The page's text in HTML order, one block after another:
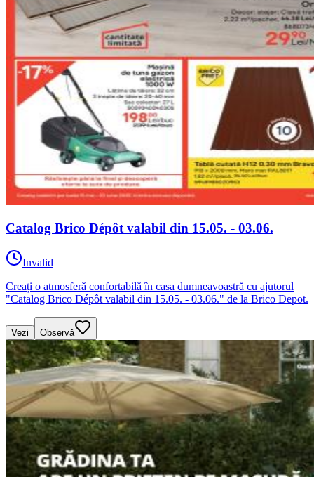
Catalog Brico Dépôt valabil din 15.05. - 03.06.
Invalid
Creați o atmosferă confortabilă în casa dumneavoastră cu ajutorul
"Catalog Brico Dépôt valabil din 15.05. - 03.06." de la Brico Depot.
Vezi Observă